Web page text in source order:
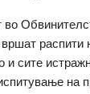
во
вршат распити
и сите
на